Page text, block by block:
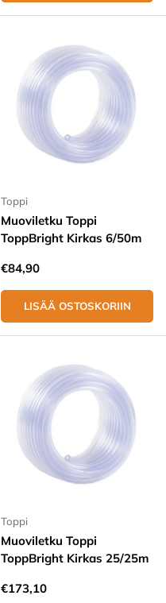
Toppi
Muoviletku Toppi
ToppBright Kirkas 6/50m
Normaali hinta
€84,90
LISÄÄ OSTOSKORIIN
Toppi
Muoviletku Toppi
ToppBright Kirkas 25/25m
Normaali hinta
€173,10